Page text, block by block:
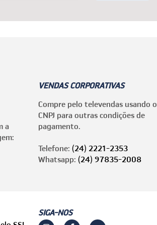
a
VENDAS CORPORATIVAS
Compre pelo televendas usando o
CNPJ para outras condições de
pagamento.
Telefone: (24) 2221-2353
Whatsapp: (24) 97835-2008
SIGA-NOS